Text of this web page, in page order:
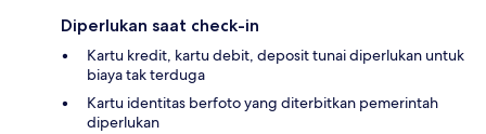
Diperlukan saat check-in
Kartu kredit, kartu debit, deposit tunai diperlukan untuk
biaya tak terduga
Kartu identitas berfoto yang diterbitkan pemerintah
diperlukan